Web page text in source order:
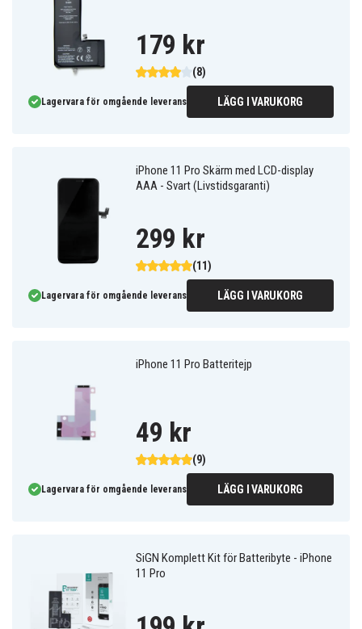
(8)
179 kr
Lagervara för omgående leverans LÄGG I VARUKORG
iPhone 11 Pro Skärm med LCD-display
AAA - Svart (Livstidsgaranti)
(11)
299 kr
Lagervara för omgående leverans LÄGG I VARUKORG
iPhone 11 Pro Batteritejp
(9)
49 kr
Lagervara för omgående leverans LÄGG I VARUKORG
SiGN Komplett Kit för Batteribyte - iPhone
11 Pro